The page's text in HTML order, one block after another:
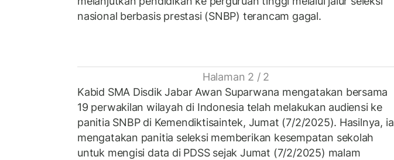
nasional berbasis prestasi (SNBP) terancam gagal.
Halaman 2 / 2
Kabid SMA Disdik Jabar Awan Suparwana mengatakan bersama
19 perwakilan wilayah di Indonesia telah melakukan audiensi ke
panitia SNBP di Kemendiktisaintek, Jumat (7/2/2025). Hasilnya, ia
mengatakan panitia seleksi memberikan kesempatan sekolah
untuk mengisi data di PDSS sejak Jumat (7/2/2025) malam